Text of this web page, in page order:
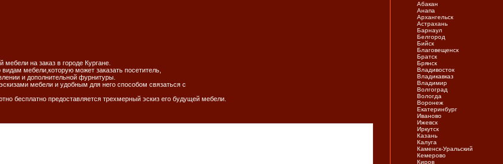
на заказ в городе Кургане.
мебели,которую может заказать посетитель,
и дополнительной фурнитуры.
мебели и удобным для него способом связаться с
бесплатно предоставляется трехмерный эскиз его будущей мебели.
Абакан
Анапа
Архангельск
Астрахань
Барнаул
Белгород
Бийск
Благовещенск
Братск
Брянск
Владивосток
Владикавказ
Владимир
Волгоград
Вологда
Воронеж
Екатеринбург
Иваново
Ижевск
Иркутск
Казань
Калуга
Каменск-Уральский
Кемерово
Киров